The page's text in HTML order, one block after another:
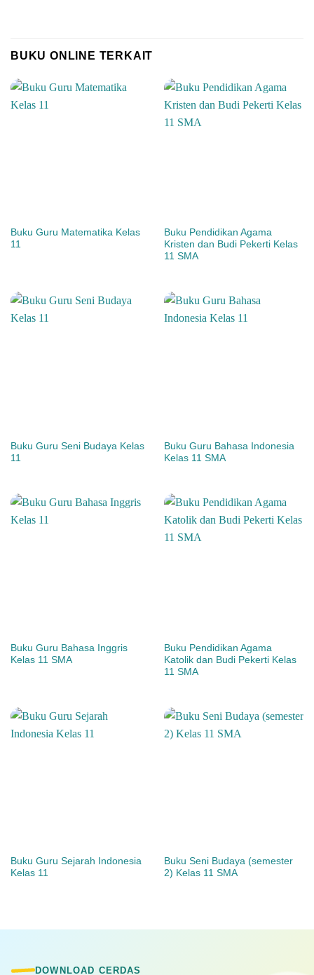
BUKU ONLINE TERKAIT
Buku Guru Matematika Kelas
11
Buku Pendidikan Agama
Kristen dan Budi Pekerti Kelas
11 SMA
Buku Guru Seni Budaya Kelas
11
Buku Guru Bahasa Indonesia
Kelas 11 SMA
Buku Guru Bahasa Inggris
Kelas 11 SMA
Buku Pendidikan Agama
Katolik dan Budi Pekerti Kelas
11 SMA
Buku Guru Sejarah Indonesia
Kelas 11
Buku Seni Budaya (semester
2) Kelas 11 SMA
DOWNLOAD CERDAS